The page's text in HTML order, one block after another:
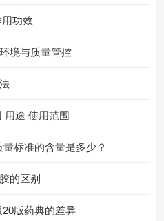
功效
境与质量管控
用途 使用范围
标准的含量是多少？
的区别
版药典的差异